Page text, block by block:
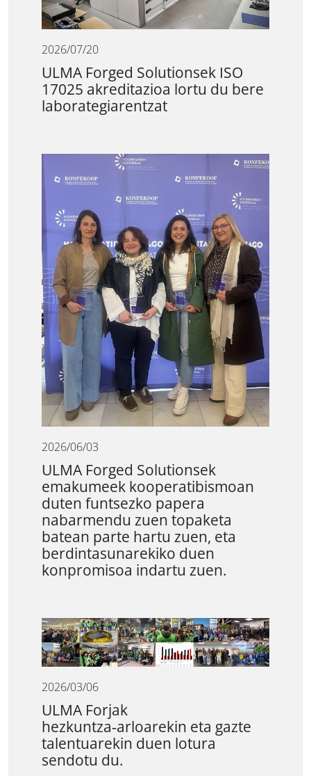
2026/07/20
ULMA Forged Solutionsek ISO
17025 akreditazioa lortu du bere
laborategiarentzat
2026/06/03
ULMA Forged Solutionsek
emakumeek kooperatibismoan
duten funtsezko papera
nabarmendu zuen topaketa
batean parte hartu zuen, eta
berdintasunarekiko duen
konpromisoa indartu zuen.
2026/03/06
ULMA Forjak
hezkuntza‑arloarekin eta gazte
talentuarekin duen lotura
sendotu du.